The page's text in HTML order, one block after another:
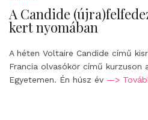
A Candide
kert nyomában
A héten Voltaire Candide című
Francia olvasókör című kurzuson
Egyetemen. Én húsz év —>